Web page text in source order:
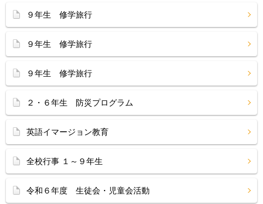
９年生 修学旅行
９年生 修学旅行
９年生 修学旅行
２・６年生 防災プログラム
英語イマージョン教育
全校行事 １～９年生
令和６年度 生徒会・児童会活動